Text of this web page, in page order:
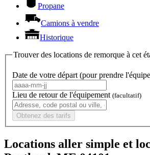
Propane
Camions à vendre
Historique
Trouver des locations de remorque à cet
Date de votre départ (pour prendre
Lieu de retour de l'équipement (facultatif)
Obtenez des tarifs
Locations aller simple et